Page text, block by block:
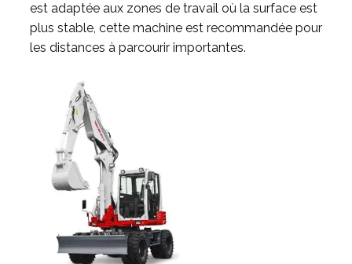
est adaptée aux zones de travail où la surface est
plus stable, cette machine est recommandée pour
les distances à parcourir importantes.